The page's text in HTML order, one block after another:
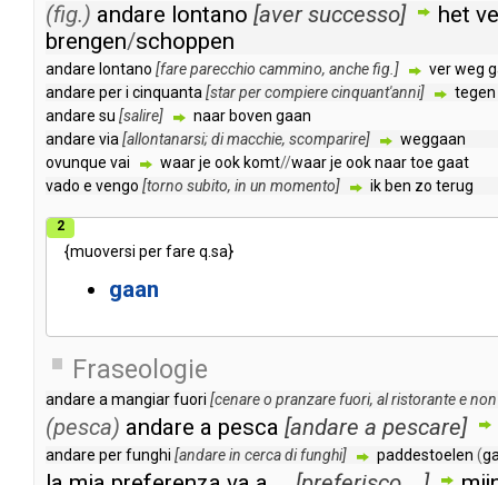
(fig.) andare lontano [aver successo] het
brengen/schoppen
andare lontano [fareparecchio cammino, anchefig .] verweg
andare peri cinquanta [starpercompierecinquant'anni]
tegen
andare su [salire] naar boven gaan
andare via [allontanarsi;dimacchie, scomparire]
weggaan
ovunque vai waarje ook komt//waarje ooknaartoe gaat
vado e vengo [torno subito, in un momento] ik ben zo terug
2
{muoversi perfare q sa}
gaan
Fraseologie
andare a mangiarfuori [cenareo pranzare fuori, alristoranteenon
(pesca) andare a pesca [andare a pescare]
andare perfunghi [andarein cercadi funghi] paddestoelen (